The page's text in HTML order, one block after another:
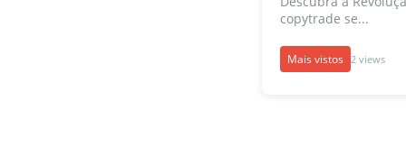
copytrade se...
Mais vistos 2 views